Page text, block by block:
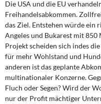
Wirtschaftspolitik
Steuer- und
Öffentliche
Eurokrise und
Die USA und die EU
Freihandelsabkommen.
das Ziel. Entstehen würde ein
Angeles und Bukarest mit
Projekt scheiden sich indes
für mehr Wohlstand und
anderen ist das geplante
multinationaler Konzerne.
Fluch oder Segen? Wird der
nur der Profit mächtiger